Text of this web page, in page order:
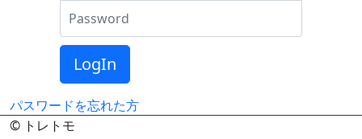
パスワードを忘れた方
© トレトモ